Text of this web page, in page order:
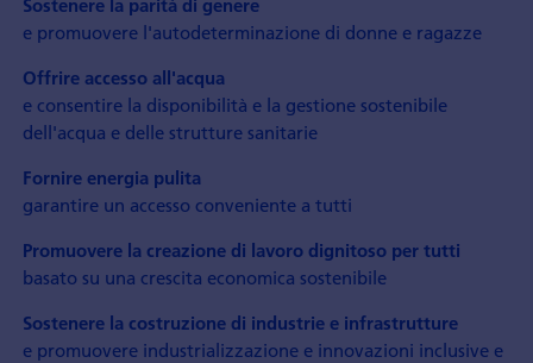
Sostenere la parità di genere
e promuovere l'autodeterminazione di donne e ragazze
Offrire accesso all'acqua
e consentire la disponibilità e la gestione sostenibile
dell'acqua e delle strutture sanitarie
Fornire energia pulita
garantire un accesso conveniente a tutti
Promuovere la creazione di lavoro dignitoso per tutti
basato su una crescita economica sostenibile
Sostenere la costruzione di industrie e infrastrutture
e promuovere industrializzazione e innovazioni inclusive e